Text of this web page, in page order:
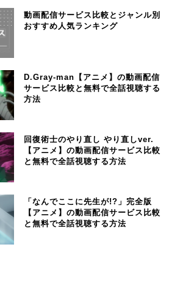
動画配信サービス比較とジャンル別
おすすめ人気ランキング
D.Gray-man【アニメ】の動画配信
サービス比較と無料で全話視聴する
方法
回復術士のやり直し やり直しver.
【アニメ】の動画配信サービス比較
と無料で全話視聴する方法
「なんでここに先生が!?」完全版
【アニメ】の動画配信サービス比較
と無料で全話視聴する方法